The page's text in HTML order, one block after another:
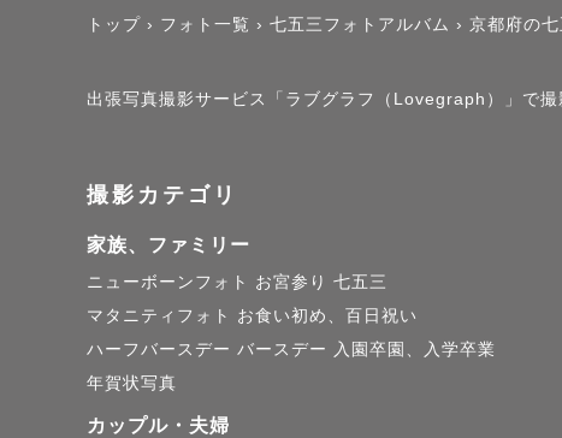
ぜひお気軽
（※季節に
柔らかく優
で、時間と
また、自然
顔を隠した
トップ › フォト一覧 › 七五三フォトアルバム › 京都府の
出張写真撮影サービス「ラブグラフ（Lovegraph）」で
撮影カテゴリ
家族、ファミリー
ニューボーンフォト お宮参り 七五三
マタニティフォト
お食い初め、百日祝い
ハーフバースデー バースデー
入園卒園、入学卒業
年賀状写真
カップル・夫婦